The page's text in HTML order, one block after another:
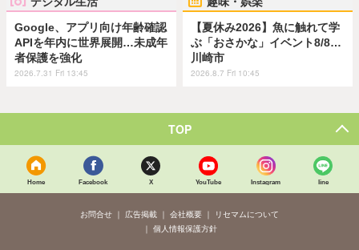
Google、アプリ向け年齢確認
APIを年内に世界展開…未成年
者保護を強化
2026.7.31 Fri 13:45
【夏休み2026】魚に触れて学
ぶ「おさかな」イベント8/8…
川崎市
2026.8.7 Fri 10:45
TOP
Home Facebook X YouTube Instagram line
お問合せ 広告掲載 会社概要
リセマムについて
個人情報保護方針